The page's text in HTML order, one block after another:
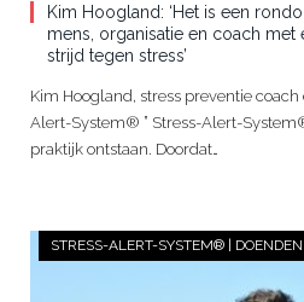
Kim Hoogland: ‘Het is een
mens, organisatie en coach met
strijd tegen stress’
Kim Hoogland, stress preventie
Alert-System® ” Stress-Alert-
praktijk ontstaan. Doordat…
STRESS-ALERT-SYSTEM® |